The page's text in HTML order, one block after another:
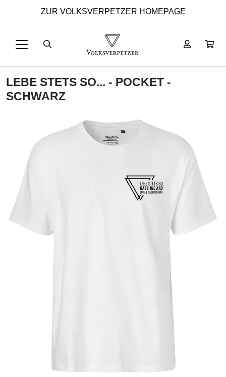
ZUR VOLKSVERPETZER HOMEPAGE
LEBE STETS SO... - POCKET -
SCHWARZ